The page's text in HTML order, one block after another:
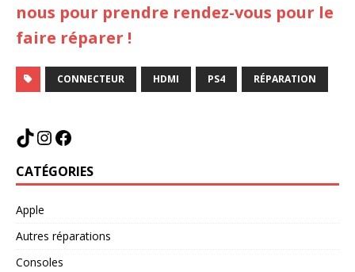
nous pour prendre rendez-vous pour le
faire réparer !
CONNECTEUR HDMI PS4 RÉPARATION
CATÉGORIES
Apple
Autres réparations
Consoles